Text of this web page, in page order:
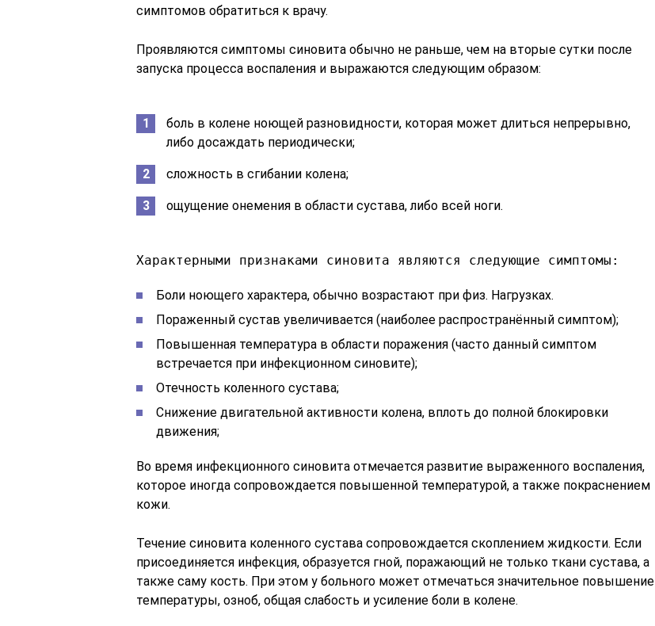
симптомов обратиться к врачу.
Проявляются симптомы синовита обычно не раньше, чем на вторые сутки после
запуска процесса воспаления и выражаются следующим образом:
боль в колене ноющей разновидности, которая может длиться непрерывно,
либо досаждать периодически;
сложность в сгибании колена;
ощущение онемения в области сустава, либо всей ноги.
Характерными признаками синовита являются следующие симптомы:
Боли ноющего характера, обычно возрастают при физ. Нагрузках.
Пораженный сустав увеличивается (наиболее распространённый симптом);
Повышенная температура в области поражения (часто данный симптом
встречается при инфекционном синовите);
Отечность коленного сустава;
Снижение двигательной активности колена, вплоть до полной блокировки
движения;
Во время инфекционного синовита отмечается развитие выраженного воспаления,
которое иногда сопровождается повышенной температурой, а также покраснением
кожи.
Течение синовита коленного сустава сопровождается скоплением жидкости. Если
присоединяется инфекция, образуется гной, поражающий не только ткани сустава, а
также саму кость. При этом у больного может отмечаться значительное повышение
температуры, озноб, общая слабость и усиление боли в колене.